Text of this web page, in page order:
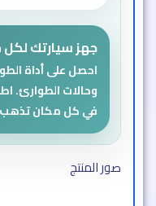
جهز سيارتك
احصل على أداة
وحالات الطوارئ.
في كل مكان تذهب
صور المنتج​